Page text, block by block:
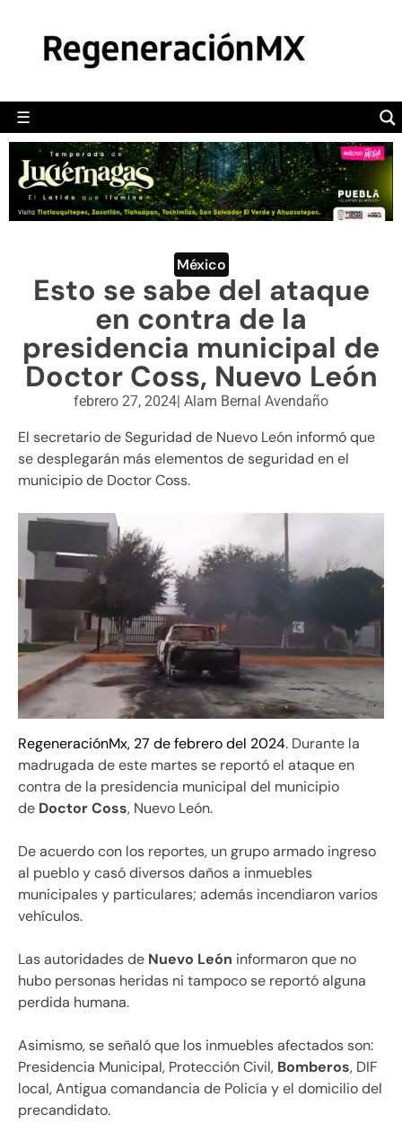
☰
POLÍTICA
CAMALEÓN
OPINIÓN
DEPORTES
ENGLISH SECTION
VIDEOS
México
Esto se sabe del ataque
en contra de la
presidencia municipal de
Doctor Coss, Nuevo León
febrero 27, 2024| Alam Bernal Avendaño
El secretario de Seguridad de Nuevo León informó que
se desplegarán más elementos de seguridad en el
municipio de Doctor Coss.
RegeneraciónMx, 27 de febrero del 2024. Durante la
madrugada de este martes se reportó el ataque en
contra de la presidencia municipal del municipio
de Doctor Coss, Nuevo León.
De acuerdo con los reportes, un grupo armado ingreso
al pueblo y casó diversos daños a inmuebles
municipales y particulares; además incendiaron varios
vehículos.
Las autoridades de Nuevo León informaron que no
hubo personas heridas ni tampoco se reportó alguna
perdida humana.
Asimismo, se señaló que los inmuebles afectados son:
Presidencia Municipal, Protección Civil, Bomberos, DIF
local, Antigua comandancia de Policía y el domicilio del
precandidato.